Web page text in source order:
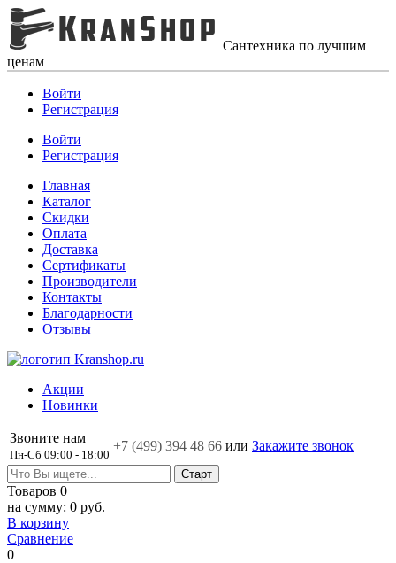
Сантехника по лучшим
ценам
Войти
Регистрация
Войти
Регистрация
Главная
Каталог
Скидки
Оплата
Доставка
Сертификаты
Производители
Контакты
Благодарности
Отзывы
Акции
Новинки
Звоните нам
Пн-Сб 09:00 - 18:00
+7 (499) 394 48 66 или Закажите звонок
Товаров 0
на сумму: 0 руб.
В корзину
Сравнение
0